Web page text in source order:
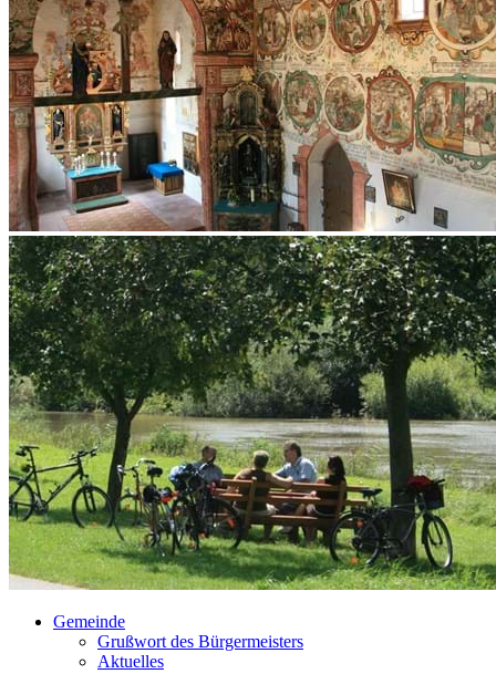
Gemeinde
Grußwort des Bürgermeisters
Aktuelles